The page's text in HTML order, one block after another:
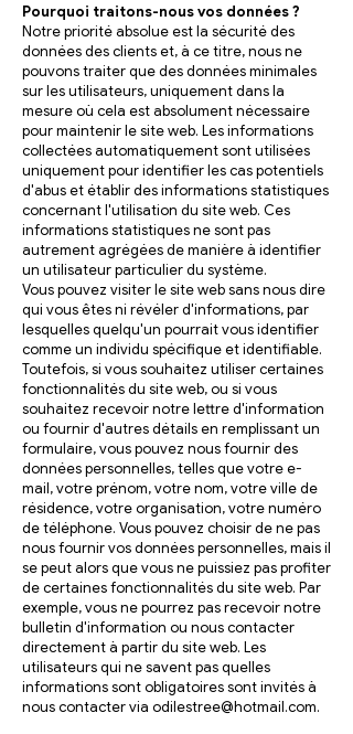
Pourquoi traitons-nous vos données ?
Notre priorité absolue est la sécurité des
données des clients et, à ce titre, nous ne
pouvons traiter que des données minimales
sur les utilisateurs, uniquement dans la
mesure où cela est absolument nécessaire
pour maintenir le site web. Les informations
collectées automatiquement sont utilisées
uniquement pour identifier les cas potentiels
d'abus et établir des informations statistiques
concernant l'utilisation du site web. Ces
informations statistiques ne sont pas
autrement agrégées de manière à identifier
un utilisateur particulier du système.
Vous pouvez visiter le site web sans nous dire
qui vous êtes ni révéler d'informations, par
lesquelles quelqu'un pourrait vous identifier
comme un individu spécifique et identifiable.
Toutefois, si vous souhaitez utiliser certaines
fonctionnalités du site web, ou si vous
souhaitez recevoir notre lettre d'information
ou fournir d'autres détails en remplissant un
formulaire, vous pouvez nous fournir des
données personnelles, telles que votre e-
mail, votre prénom, votre nom, votre ville de
résidence, votre organisation, votre numéro
de téléphone. Vous pouvez choisir de ne pas
nous fournir vos données personnelles, mais il
se peut alors que vous ne puissiez pas profiter
de certaines fonctionnalités du site web. Par
exemple, vous ne pourrez pas recevoir notre
bulletin d'information ou nous contacter
directement à partir du site web. Les
utilisateurs qui ne savent pas quelles
informations sont obligatoires sont invités à
nous contacter via odilestree@hotmail.com.